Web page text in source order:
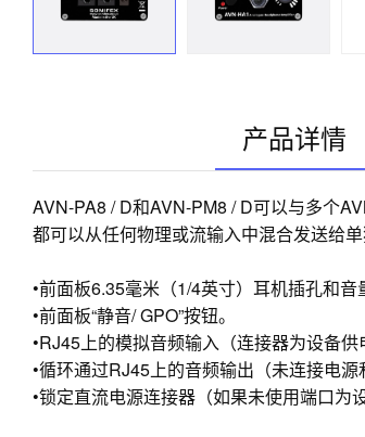
产品详情
AVN-PA8 / D和AVN-PM8 / D可以与多个
都可以从任何物理或流输入中混合发送给单
•前面板6.35毫米（1/4英寸）耳机插孔和音
•前面板“静音/ GPO”按钮。
•RJ45上的模拟音频输入（连接器为设备供
•循环通过RJ45上的音频输出（未连接电源
•锁定直流电源连接器（如果未使用端口为